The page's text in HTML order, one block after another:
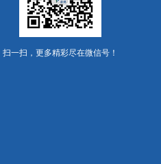
扫一扫，更多精彩尽在微信号！